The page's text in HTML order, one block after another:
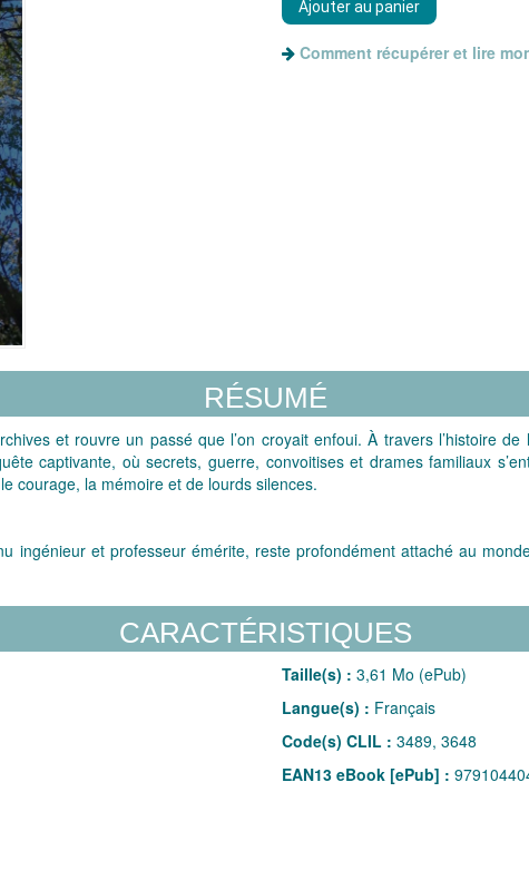
Comment récupérer et lire
RÉSUMÉ
et rouvre un passé que l’on croyait enfoui. À travers l’histoire
captivante, où secrets, guerre, convoitises et drames familiaux
courage, la mémoire et de lourds silences.
ingénieur et professeur émérite, reste profondément attaché au
d’autres existences.
CARACTÉRISTIQUES
Taille(s) : 3,61 Mo (ePub)
Langue(s) : Français
Code(s) CLIL : 3489, 3648
EAN13 eBook [ePub] :